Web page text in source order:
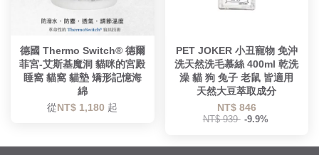
德國 Thermo Switch® 德爾
菲宮-艾斯基魔洞 貓咪的宮殿
睡窩 貓窩 貓墊 矯形記憶海
綿
從NT$ 1,180 起
PET JOKER 小丑寵物 免沖
洗天然洗毛慕絲 400ml 乾洗
澡 貓 狗 兔子 老鼠 皆適用
天然大豆萃取成分
NT$ 846
NT$ 939 -9.9%